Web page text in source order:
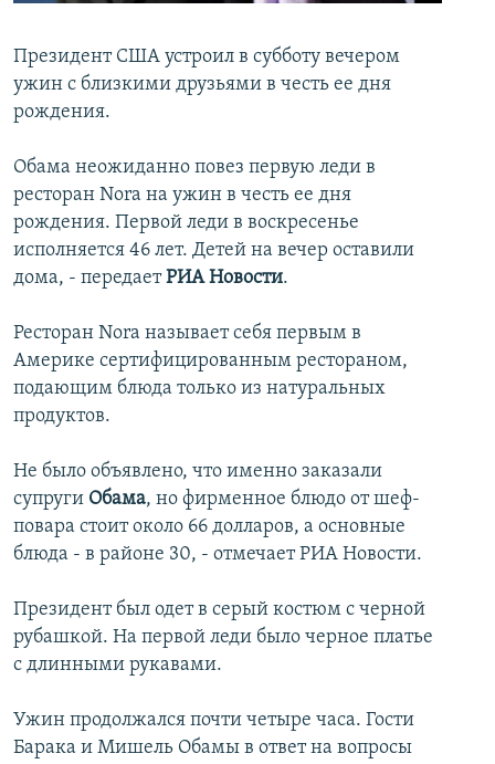
AZADLIQRADIOSU MOBIL TELEFONUNUZDA
BIZIMLƏ ƏLAQƏ
RFE/RL-in bütün saytları
Президент США устроил в субботу вечером
ужин с близкими друзьями в честь ее дня
рождения.
Обама неожиданно повез первую леди в
ресторан Nora на ужин в честь ее дня
рождения. Первой леди в воскресенье
исполняется 46 лет. Детей на вечер оставили
дома, - передаетРИА Новости.
Ресторан Nora называет себя первым в
Америке сертифицированным рестораном,
подающим блюда только из натуральных
продуктов.
Не было объявлено, что именно заказали
супруги Обама, но фирменное блюдо от шеф-
повара стоит около 66 долларов, а основные
блюда - в районе 30, - отмечает РИА Новости.
Президент был одет в серый костюм с черной
рубашкой. На первой леди было черное платье
с длинными рукавами.
Ужин продолжался почти четыре часа. Гости
Барака и Мишель Обамы в ответ на вопросы